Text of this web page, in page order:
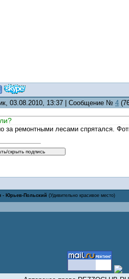
03.08.2010, 13:37 | Сообщение № 4
за ремонтными лесами спрятался.
- Юрьев-Польский (Удивительно красивое место)